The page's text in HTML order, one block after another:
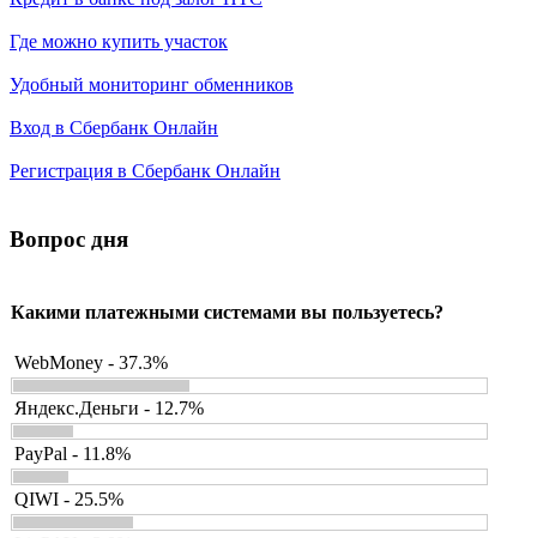
Где можно купить участок
Удобный мониторинг обменников
Вход в Сбербанк Онлайн
Регистрация в Сбербанк Онлайн
Вопрос дня
Какими платежными системами вы пользуетесь?
WebMoney - 37.3%
Яндекс.Деньги - 12.7%
PayPal - 11.8%
QIWI - 25.5%